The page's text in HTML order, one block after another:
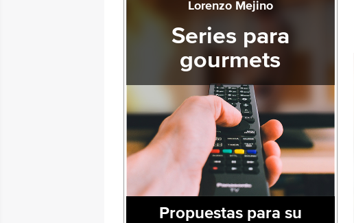
Lorenzo Mejino
Series para
gourmets
Propuestas para su